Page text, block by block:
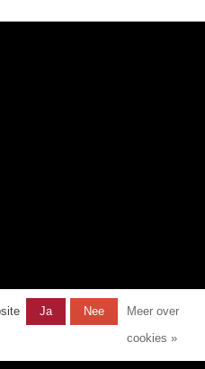
Ja Nee
Meer over
cookies »